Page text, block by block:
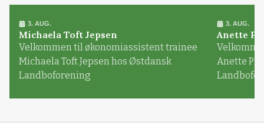
3. AUG.
Michaela Toft Jepsen
Velkommen til økonomiassistent trainee
Michaela Toft Jepsen hos Østdansk
Landboforening
3. AUG.
Anette
Anette